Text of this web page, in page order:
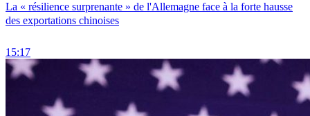
La « résilience surprenante » de l'Allemagne face à la forte hausse
des exportations chinoises
15:17